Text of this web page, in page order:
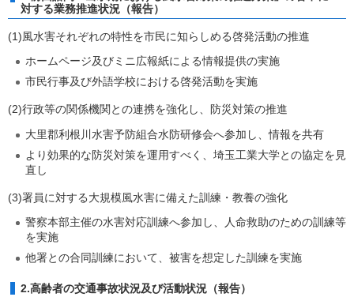
対する業務推進状況（報告）
(1)風水害それぞれの特性を市民に知らしめる啓発活動の推進
ホームページ及びミニ広報紙による情報提供の実施
市民行事及び外語学校における啓発活動を実施
(2)行政等の関係機関との連携を強化し、防災対策の推進
大里郡利根川水害予防組合水防研修会へ参加し、情報を共有
より効果的な防災対策を運用すべく、埼玉工業大学との協定を見
直し
(3)署員に対する大規模風水害に備えた訓練・教養の強化
警察本部主催の水害対応訓練へ参加し、人命救助のための訓練等
を実施
他署との合同訓練において、被害を想定した訓練を実施
2.高齢者の交通事故状況及び活動状況（報告）